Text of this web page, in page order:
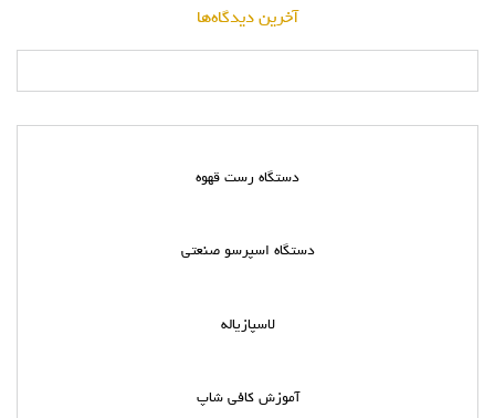
آخرین دیدگاه‌ها
دستگاه رست قهوه
دستگاه اسپرسو صنعتی
لاسپازیاله
آموزش کافی شاپ